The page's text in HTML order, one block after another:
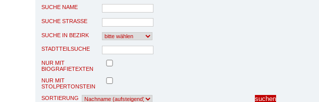
SUCHE NAME
SUCHE STRASSE
SUCHE IN BEZIRK
STADTTEILSUCHE
NUR MIT
BIOGRAFIETEXTEN
NUR MIT
STOLPERTONSTEIN
SORTIERUNG